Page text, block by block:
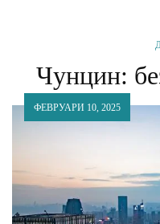
Чунцин:
ФЕВРУАРИ 10, 2025